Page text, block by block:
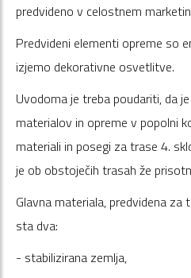
predvideno v celostnem
Predvideni elementi opreme so
izjemo dekorativne osvetlitve.
Uvodoma je treba poudariti, da
materialov in opreme v popolni
materiali in posegi za trase 4.
je ob obstoječih trasah že
Glavna materiala, predvidena
sta dva:
- stabilizirana zemlja,